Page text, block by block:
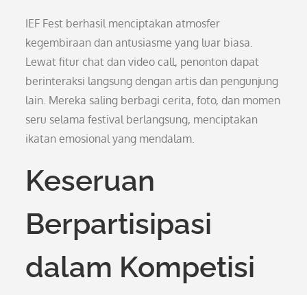
IEF Fest berhasil menciptakan atmosfer
kegembiraan dan antusiasme yang luar biasa.
Lewat fitur chat dan video call, penonton dapat
berinteraksi langsung dengan artis dan pengunjung
lain. Mereka saling berbagi cerita, foto, dan momen
seru selama festival berlangsung, menciptakan
ikatan emosional yang mendalam.
Keseruan
Berpartisipasi
dalam Kompetisi